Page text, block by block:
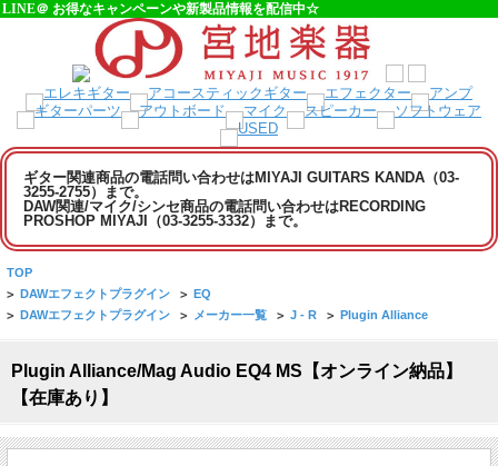
LINE＠ お得なキャンペーンや新製品情報を配信中☆
ギター関連商品の電話問い合わせはMIYAJI GUITARS KANDA（03-
3255-2755）まで。
DAW関連/マイク/シンセ商品の電話問い合わせはRECORDING
PROSHOP MIYAJI（03-3255-3332）まで。
TOP
> DAWエフェクトプラグイン > EQ
> DAWエフェクトプラグイン > メーカー一覧 > J - R > Plugin Alliance
Plugin Alliance/Mag Audio EQ4 MS【オンライン納品】
【在庫あり】